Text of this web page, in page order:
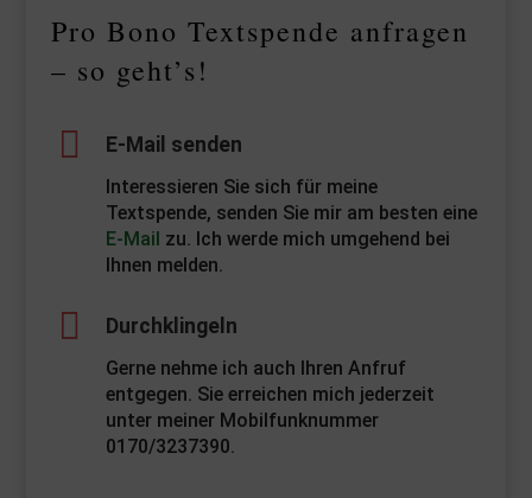
Pro Bono Textspende anfragen
– so geht’s!
E-Mail senden
Interessieren Sie sich für meine
Textspende, senden Sie mir am besten eine
E-Mail zu. Ich werde mich umgehend bei
Ihnen melden.
Durchklingeln
Gerne nehme ich auch Ihren Anfruf
entgegen. Sie erreichen mich jederzeit
unter meiner Mobilfunknummer
0170/3237390.